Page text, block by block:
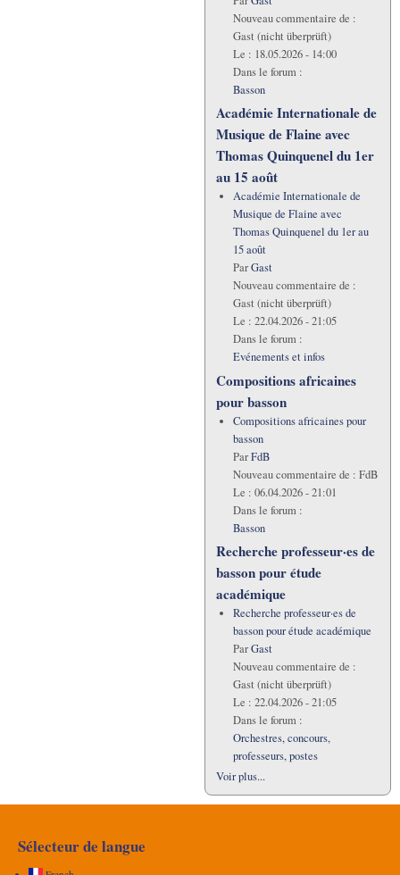
Nouveau commentaire de :
Gast (nicht überprüft)
Le : 18.05.2026 - 14:00
Dans le forum :
Basson
Académie Internationale de
Musique de Flaine avec
Thomas Quinquenel du 1er
au 15 août
Académie Internationale de
Musique de Flaine avec
Thomas Quinquenel du 1er au
15 août
ParGast
Nouveau commentaire de :
Gast (nicht überprüft)
Le : 22.04.2026 - 21:05
Dans le forum :
Evénements et infos
Compositions africaines
pour basson
Compositions africaines pour
basson
ParFdB
Nouveau commentaire de : FdB
Le : 06.04.2026 - 21:01
Dans le forum :
Basson
Recherche professeur·es de
basson pour étude
académique
Recherche professeur·es de
basson pour étude académique
ParGast
Nouveau commentaire de :
Gast (nicht überprüft)
Le : 22.04.2026 - 21:05
Dans le forum :
Orchestres, concours,
professeurs, postes
Voir plus...
Sélecteur de langue